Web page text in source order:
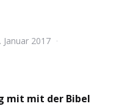
Januar 2017
mit mit der Bibel